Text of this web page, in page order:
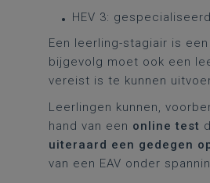
HEV 3:
Een leerling-stagiair is een
bijgevolg moet ook een
vereist is te kunnen
Leerlingen kunnen,
hand van een online test
uiteraard een gedegen
van een EAV onder